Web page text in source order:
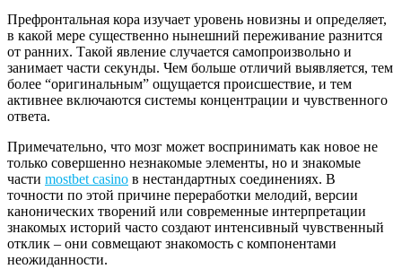
Префронтальная кора изучает уровень новизны и определяет,
в какой мере существенно нынешний переживание разнится
от ранних. Такой явление случается самопроизвольно и
занимает части секунды. Чем больше отличий выявляется, тем
более “оригинальным” ощущается происшествие, и тем
активнее включаются системы концентрации и чувственного
ответа.
Примечательно, что мозг может воспринимать как новое не
только совершенно незнакомые элементы, но и знакомые
части mostbet casino в нестандартных соединениях. В
точности по этой причине переработки мелодий, версии
канонических творений или современные интерпретации
знакомых историй часто создают интенсивный чувственный
отклик – они совмещают знакомость с компонентами
неожиданности.